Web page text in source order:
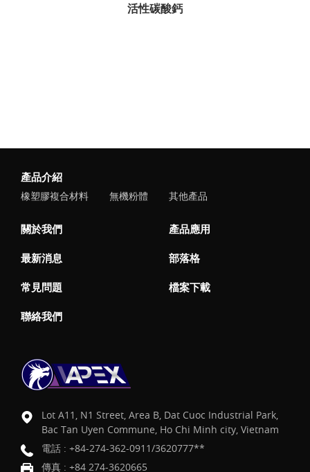
活性碳酸鈣
產品介紹
橡塑膠複合材料 無機粉體 其他產品
關於我們 產品應用
最新消息 部落格
常見問題 檔案下載
聯絡我們
Lot A11, N1 Street, Area B, Dat Cuoc Industrial Park,
Bac Tan Uyen Commune, Ho Chi Minh city, Vietnam
電話 : +84-274-362-0911/3620777**
傳真 : +84 274-3620665